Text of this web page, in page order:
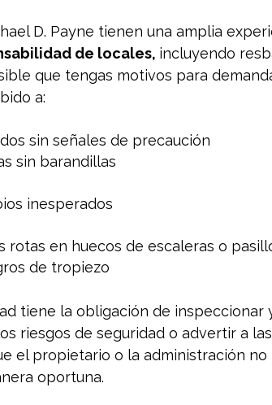
D. Payne tienen una amplia
de locales, incluyendo
que tengas motivos para
a:
sin señales de precaución
sin barandillas
inesperados
rotas en huecos de escaleras o
de tropiezo
tiene la obligación de inspeccionar
riesgos de seguridad o advertir a
el propietario o la administración
oportuna.